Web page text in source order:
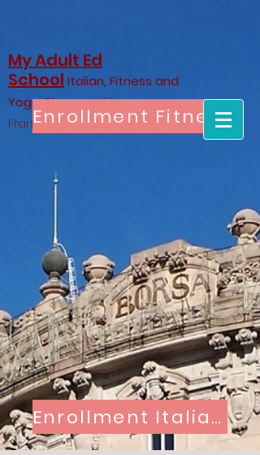
My Adult Ed
School Italian, Fitness and
Yoga Classeswith
Francesca
Enrollment Fitness & Yoga
Enrollment Italian Classes